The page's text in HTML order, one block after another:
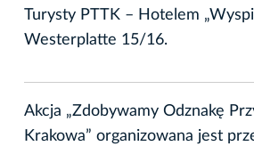
Turysty PTTK – Hotelem
Westerplatte 15/16.
Akcja „Zdobywamy Odznakę
Krakowa” organizowana jest